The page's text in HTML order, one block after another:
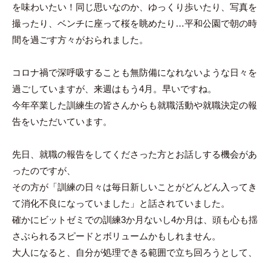
を味わいたい！同じ思いなのか、ゆっくり歩いたり、写真を
撮ったり、ベンチに座って桜を眺めたり…平和公園で朝の時
間を過ごす方々がおられました。
コロナ禍で深呼吸することも無防備になれないような日々を
過ごしていますが、来週はもう4月。早いですね。
今年卒業した訓練生の皆さんからも就職活動や就職決定の報
告をいただいています。
先日、就職の報告をしてくださった方とお話しする機会があ
ったのですが、
その方が「訓練の日々は毎日新しいことがどんどん入ってき
て消化不良になっていました」と話されていました。
確かにビットゼミでの訓練3か月ないし4か月は、頭も心も揺
さぶられるスピードとボリュームかもしれません。
大人になると、自分が処理できる範囲で立ち回ろうとして、